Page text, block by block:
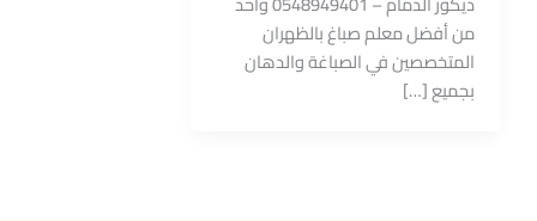
من أفضل معلم صباغ بالظهران
المتخصصين في الصباغة والدهان
بجميع […]